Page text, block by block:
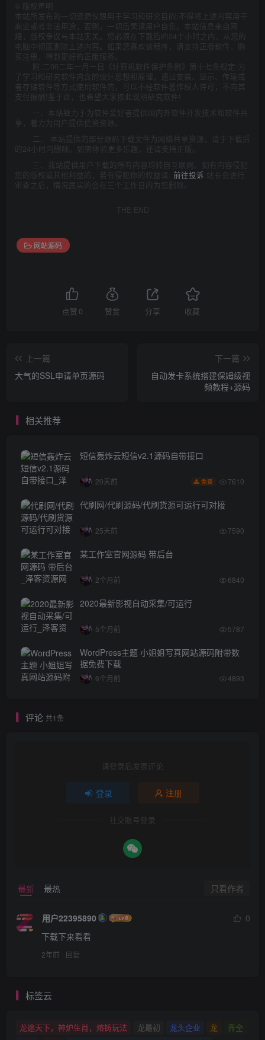
版权声明
本站所发布的一切资源仅限用于学习和研究目的;不得将上述内容用于
商业或者非法用途，否则，一切后果请用户自负。本站信息来自网
络，版权争议与本站无关。您必须在下载后的24个小时之内，从您的
电脑中彻底删除上述内容。如果您喜欢该程序，请支持正版软件，购
买注册，得到更好的正版服务。
附:二00二年一月一日《计算机软件保护条例》第十七条规定:为
了学习和研究软件内含的设计思想和原理，通过安装、显示、传输或
者存储软件等方式使用软件的，可以不经软件著作权人许可，不向其
支付报酬!鉴于此，也希望大家按此说明研究软件!
一、本站致力于为软件爱好者提供国内外软件开发技术和软件共
享，着力为用户提供优资资源。
二、 本站提供的部分源码下载文件为网络共享资源，请于下载后
的24小时内删除。如需体验更多乐趣，还请支持正版。
三、我站提供用户下载的所有内容均转自互联网。如有内容侵犯
您的版权或其他利益的，若有侵犯你的权益请: 前往投诉 站长会进行
审查之后，情况属实的会在三个工作日内为您删除。
THE END
网站源码
点赞 0 赞赏 分享 收藏
上一篇
大气的SSL申请单页源码
下一篇
自动发卡系统搭建保姆级视
频教程+源码
相关推荐
短信轰炸云短信v2.1源码自带接口
20天前 免费 7610
代刷网/代刷源码/代刷货源可运行可对接
25天前 7590
某工作室官网源码 带后台
2个月前 6840
2020最新影视自动采集/可运行
5个月前 5787
WordPress主题 小姐姐写真网站源码附带数
据免费下载
6个月前 4893
评论 共1条
请登录后发表评论
登录 注册
社交账号登录
最新 最热 只看作者
用户22395890
0
下载下来看看
2年前 回复
标签云
龙途天下，神炉生肖，熔铸玩法 龙最初 龙头企业 龙
齐全